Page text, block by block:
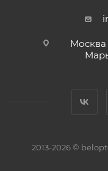
Москва
2013-2026 ©